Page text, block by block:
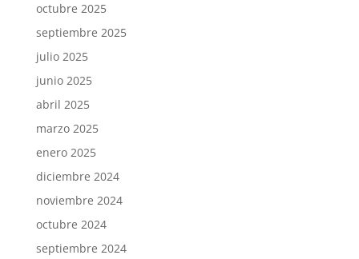
octubre 2025
septiembre 2025
julio 2025
junio 2025
abril 2025
marzo 2025
enero 2025
diciembre 2024
noviembre 2024
octubre 2024
septiembre 2024